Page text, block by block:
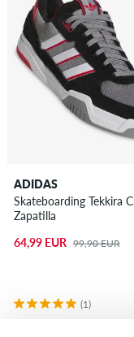
ADIDAS
Skateboarding Tekkira
Zapatilla
64,99 EUR 99,90 EUR
(1)